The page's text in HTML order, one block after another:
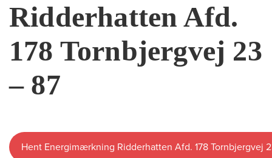
Ridderhatten Afd.
178 Tornbjergvej 23
– 87
Hent Energimærkning Ridderhatten Afd. 178 Tornbjergvej